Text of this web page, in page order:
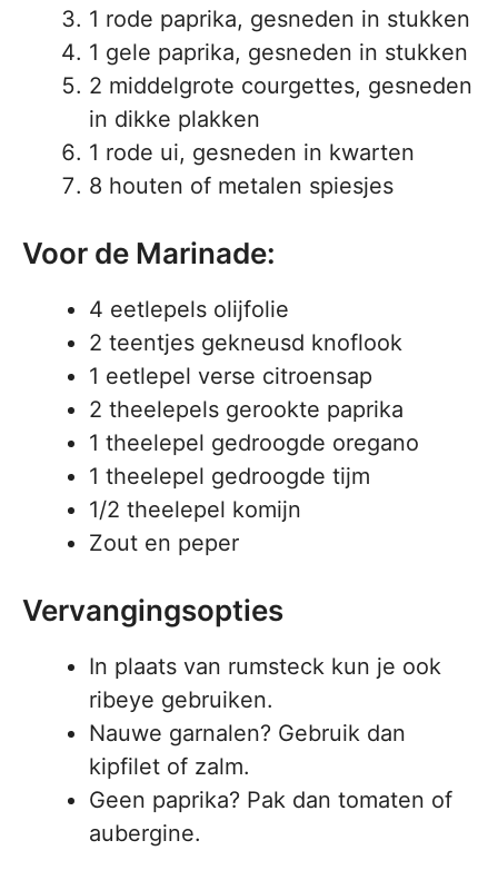
1 rode paprika, gesneden in stukken
1 gele paprika, gesneden in stukken
2 middelgrote courgettes, gesneden
in dikke plakken
1 rode ui, gesneden in kwarten
8 houten of metalen spiesjes
Voor de Marinade:
4 eetlepels olijfolie
2 teentjes gekneusd knoflook
1 eetlepel verse citroensap
2 theelepels gerookte paprika
1 theelepel gedroogde oregano
1 theelepel gedroogde tijm
1/2 theelepel komijn
Zout en peper
Vervangingsopties
In plaats van rumsteck kun je ook
ribeye gebruiken.
Nauwe garnalen? Gebruik dan
kipfilet of zalm.
Geen paprika? Pak dan tomaten of
aubergine.